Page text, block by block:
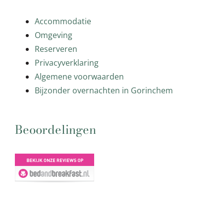
Accommodatie
Omgeving
Reserveren
Privacyverklaring
Algemene voorwaarden
Bijzonder overnachten in Gorinchem
Beoordelingen